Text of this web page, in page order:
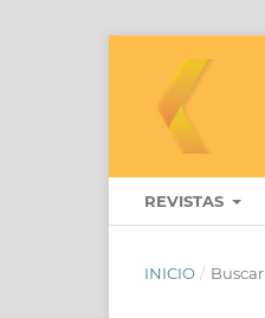
REVISTAS
INICIO / Buscar